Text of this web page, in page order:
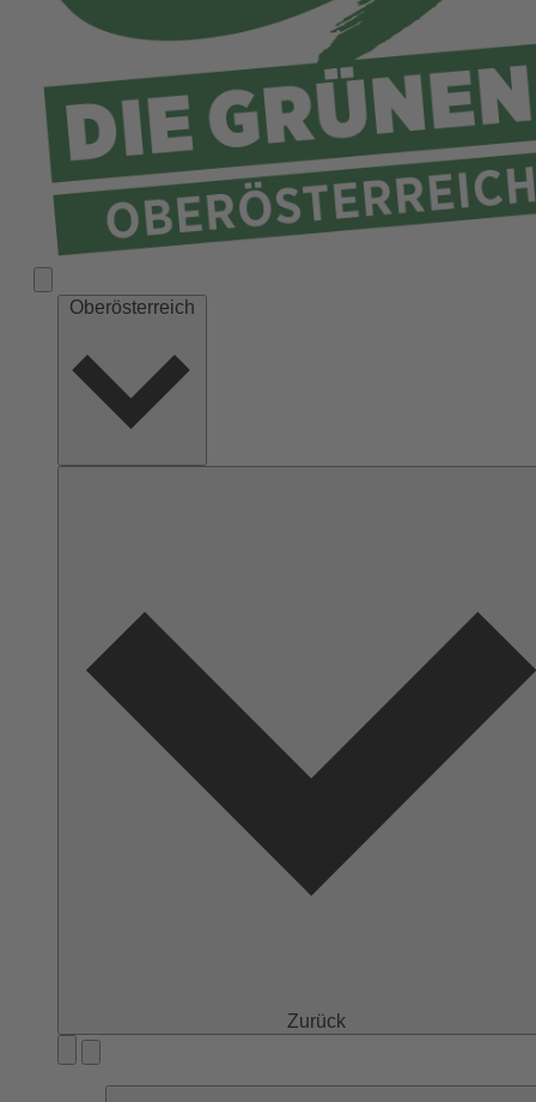
Ried
Schärding
Steyr
Steyr-Land
Urfahr-Umgebung
Vöcklabruck
Oberösterreich
Zurück